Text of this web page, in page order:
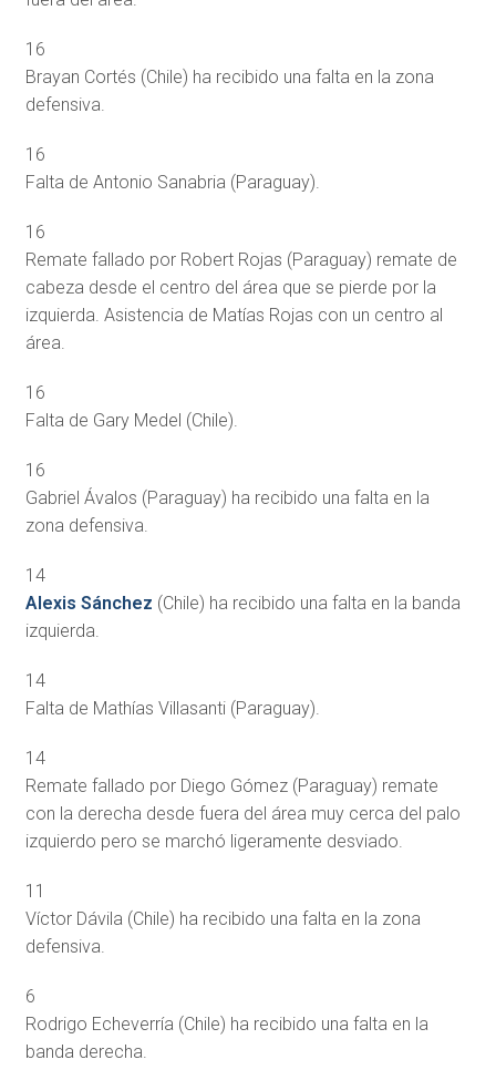
16
Brayan Cortés (Chile) ha recibido una falta en la zona
defensiva.
16
Falta de Antonio Sanabria (Paraguay).
16
Remate fallado por Robert Rojas (Paraguay) remate de
cabeza desde el centro del área que se pierde por la
izquierda. Asistencia de Matías Rojas con un centro al
área.
16
Falta de Gary Medel (Chile).
16
Gabriel Ávalos (Paraguay) ha recibido una falta en la
zona defensiva.
14
Alexis Sánchez (Chile) ha recibido una falta en la banda
izquierda.
14
Falta de Mathías Villasanti (Paraguay).
14
Remate fallado por Diego Gómez (Paraguay) remate
con la derecha desde fuera del área muy cerca del palo
izquierdo pero se marchó ligeramente desviado.
11
Víctor Dávila (Chile) ha recibido una falta en la zona
defensiva.
6
Rodrigo Echeverría (Chile) ha recibido una falta en la
banda derecha.